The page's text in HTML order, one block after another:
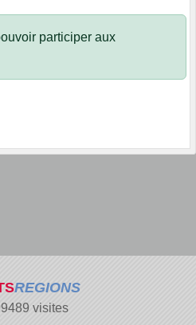
participer aux
REGIONS
visites